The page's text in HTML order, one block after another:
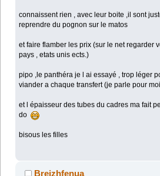
connaissent rien , avec leur boite ,il sont
reprendre du pognon sur le matos
et faire flamber les prix (sur le net regarder
pays , etats unis ects.)
pipo ,le panthéra je l ai essayé , trop léger
viander a chaque transfert (je parle pour
et l épaisseur des tubes du cadres ma fait
do
bisous les filles
Breizhfenua